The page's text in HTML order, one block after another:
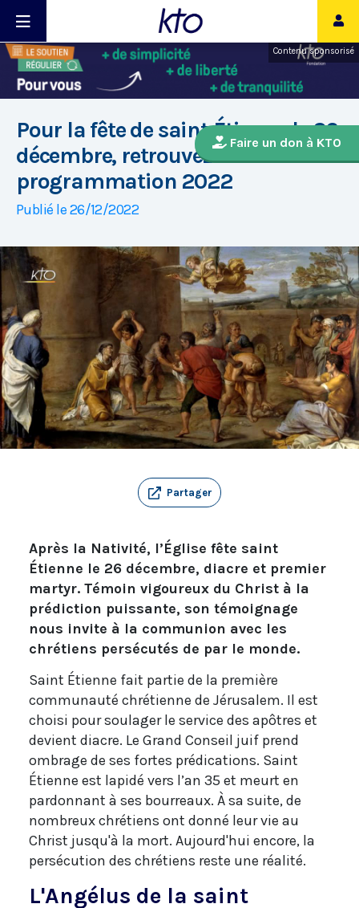
Contenu sponsorisé
Faire un don à KTO
Pour la fête de saint Étienne le 26
décembre, retrouvez la
programmation 2022
Publié le 26/12/2022
Partager
Après la Nativité, l’Église fête saint
Étienne le 26 décembre, diacre et premier
martyr. Témoin vigoureux du Christ à la
prédiction puissante, son témoignage
nous invite à la communion avec les
chrétiens persécutés de par le monde.
Saint Étienne fait partie de la première
communauté chrétienne de Jérusalem. Il est
choisi pour soulager le service des apôtres et
devient diacre. Le Grand Conseil juif prend
ombrage de ses fortes prédications. Saint
Étienne est lapidé vers l’an 35 et meurt en
pardonnant à ses bourreaux. À sa suite, de
nombreux chrétiens ont donné leur vie au
Christ jusqu'à la mort. Aujourd'hui encore, la
persécution des chrétiens reste une réalité.
L'Angélus de la saint